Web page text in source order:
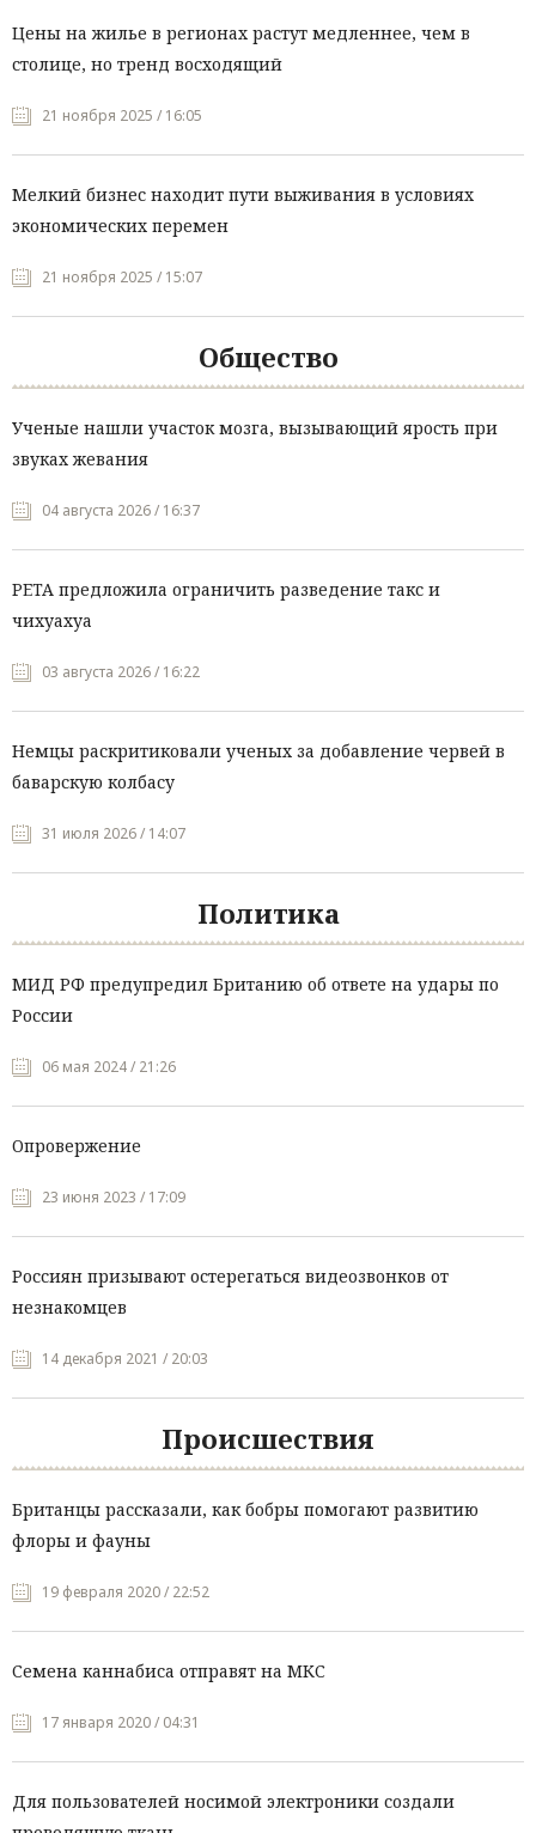
Цены на жилье в регионах растут медленнее, чем в
столице, но тренд восходящий
21 ноября 2025 / 16:05
Мелкий бизнес находит пути выживания в условиях
экономических перемен
21 ноября 2025 / 15:07
Общество
Ученые нашли участок мозга, вызывающий ярость при
звуках жевания
04 августа 2026 / 16:37
PETA предложила ограничить разведение такс и
чихуахуа
03 августа 2026 / 16:22
Немцы раскритиковали ученых за добавление червей в
баварскую колбасу
31 июля 2026 / 14:07
Политика
МИД РФ предупредил Британию об ответе на удары по
России
06 мая 2024 / 21:26
Опровержение
23 июня 2023 / 17:09
Россиян призывают остерегаться видеозвонков от
незнакомцев
14 декабря 2021 / 20:03
Происшествия
Британцы рассказали, как бобры помогают развитию
флоры и фауны
19 февраля 2020 / 22:52
Семена каннабиса отправят на МКС
17 января 2020 / 04:31
Для пользователей носимой электроники создали